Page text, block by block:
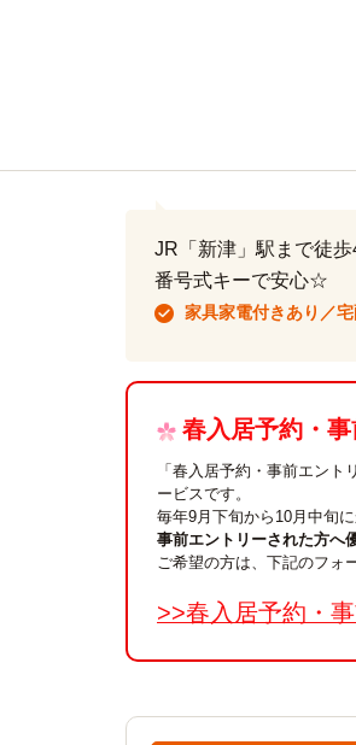
JR「新津」駅まで徒
番号式キーで安心☆
家具家電付きあり／
春入居予約・
「春入居予約・事前エン
ービスです。
毎年9月下旬から10月中旬
事前エントリーされた方へ
ご希望の方は、下記のフォ
>>春入居予約・